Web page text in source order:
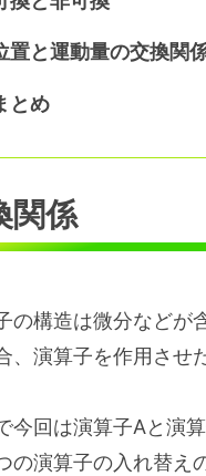
置と運動量の交換関
とめ
関係
の構造は微分などが
、演算子を作用させ
今回は演算子Aと演
の演算子の入れ替え